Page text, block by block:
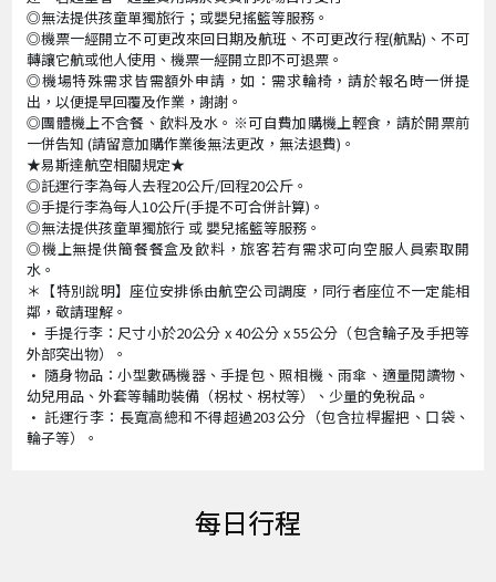
◎無法提供孩童單獨旅行；或嬰兒搖籃等服務。
◎機票一經開立不可更改來回日期及航班、不可更改行程(航點)、不可
轉讓它航或他人使用、機票一經開立即不可退票。
◎機場特殊需求皆需額外申請，如：需求輪椅，請於報名時一併提
出，以便提早回覆及作業，謝謝。
◎團體機上不含餐、飲料及水。※可自費加購機上輕食，請於開票前
一併告知 (請留意加購作業後無法更改，無法退費)。
★易斯達航空相關規定★
◎託運行李為每人去程20公斤/回程20公斤。
◎手提行李為每人10公斤(手提不可合併計算)。
◎無法提供孩童單獨旅行 或 嬰兒搖籃等服務。
◎機上無提供簡餐餐盒及飲料，旅客若有需求可向空服人員索取開
水。
＊【特別說明】座位安排係由航空公司調度，同行者座位不一定能相
鄰，敬請理解。
• 手提行李：尺寸小於20公分 x 40公分 x 55公分（包含輪子及手把等
外部突出物）。
• 隨身物品：小型數碼機器、手提包、照相機、雨傘、適量閱讀物、
幼兒用品、外套等輔助裝備（柺杖、柺杖等）、少量的免稅品。
• 託運行李：長寬高總和不得超過203公分（包含拉桿握把、口袋、
輪子等）。
每日行程